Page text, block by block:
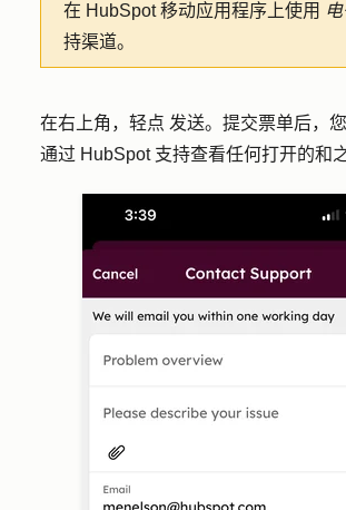
在 HubSpot 移动应用程序上使用
持渠道。
在右上角，轻点 发送。提交票单后，
通过 HubSpot 支持查看任何打开的和